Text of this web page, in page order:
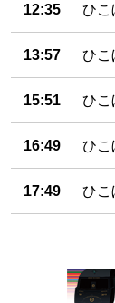
12:35 ひ
13:57 ひ
15:51 ひ
16:49 ひ
17:49 ひ